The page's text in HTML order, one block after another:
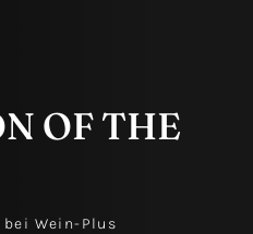
OF THE
bei Wein-Plus